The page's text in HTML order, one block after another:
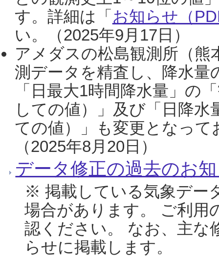
す。詳細は「 お知らせ（
い。（2025年9月17日）
アメダスの松島観測所（熊
測データを精査し、降水
「日最大1時間降水量」の
しての値）」及び「日降
ての値）」も変更となっ
（2025年8月20日）
データ修正の過去のお
※ 掲載している気象デー
場合があります。 ご利用
認ください。 なお、主な
らせに掲載します。